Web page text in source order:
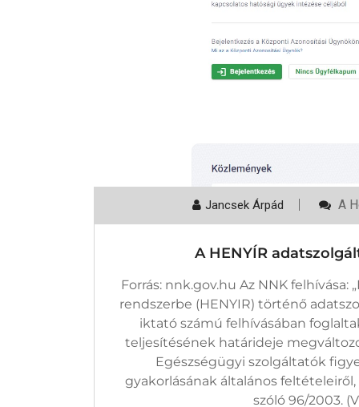
Jancsek Árpád
A
A
A HENYÍR
Forrás: nnk.gov.hu Az NNK
rendszerbe (HENYIR) történő
iktató számú felhívásában
teljesítésének határideje
Egészségügyi szolgáltatók
gyakorlásának általános
szóló 96/2003.